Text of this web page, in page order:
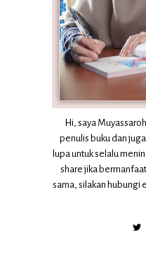
Hi, saya
penulis buku dan
lupa untuk selalu
share jika
sama, silakan hubungi